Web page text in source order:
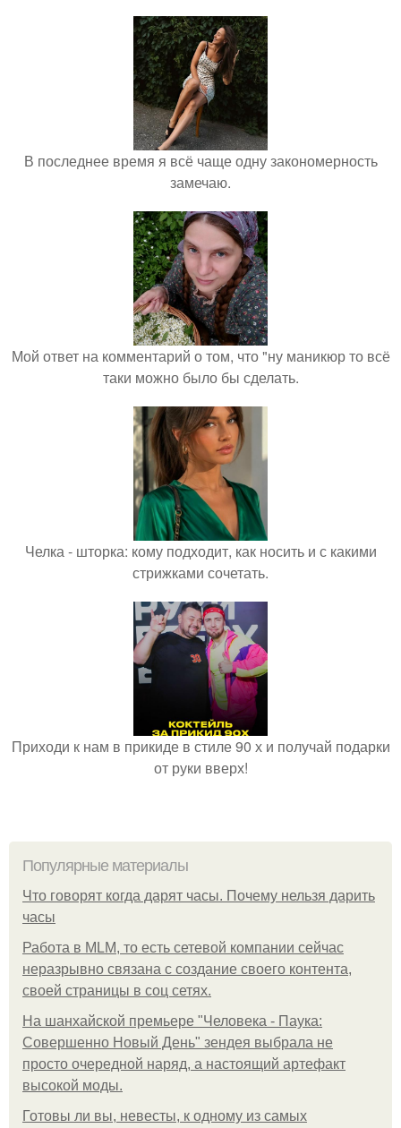
В последнее время я всё чаще одну закономерность
замечаю.
Мой ответ на комментарий о том, что "ну маникюр то всё
таки можно было бы сделать.
Челка - шторка: кому подходит, как носить и с какими
стрижками сочетать.
Приходи к нам в прикиде в стиле 90 х и получай подарки
от руки вверх!
Популярные материалы
Что говорят когда дарят часы. Почему нельзя дарить
часы
Работа в MLM, то есть сетевой компании сейчас
неразрывно связана с создание своего контента,
своей страницы в соц сетях.
На шанхайской премьере "Человека - Паука:
Совершенно Новый День" зендея выбрала не
просто очередной наряд, а настоящий артефакт
высокой моды.
Готовы ли вы, невесты, к одному из самых